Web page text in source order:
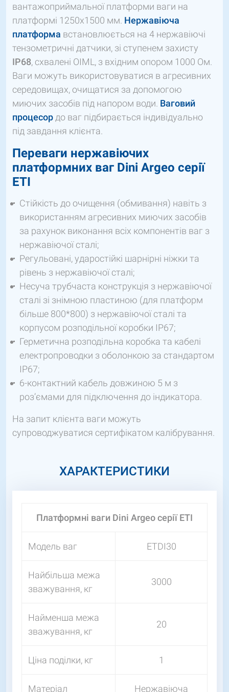
вантажоприймальної платформи ваги на
платформі 1250х1500 мм. Нержавіюча
платформа встановлюється на 4 нержавіючі
тензометричні датчики, зі ступенем захисту
IP68, схвалені OIML, з вхідним опором 1000 Ом.
Ваги можуть використовуватися в агресивних
середовищах, очищатися за допомогою
миючих засобів під напором води. Ваговий
процесордо ваг підбирається індивідуально
під завдання клієнта.
Переваги нержавіючих
платформних ваг Dini Argeo серії
ETI
Стійкість до очищення (обмивання) навіть з
використанням агресивних миючих засобів
за рахунок виконання всіх компонентів ваг з
нержавіючої сталі;
Регульовані, ударостійкі шарнірні ніжки та
рівень з нержавіючої сталі;
Несуча трубчаста конструкція з нержавіючої
сталі зі знімною пластиною (для платформ
більше 800*800) з нержавіючої сталі та
корпусом розподільної коробки IP67;
Герметична розподільна коробка та кабелі
електропроводки з оболонкою за стандартом
IP67;
6-контактний кабель довжиною 5 м з
роз’ємами для підключення до індикатора.
На запит клієнта ваги можуть
супроводжуватися сертифікатом калібрування.
ХАРАКТЕРИСТИКИ
Платформні ваги Dini Argeo серії ETI
Модель ваг ETDI30
Найбільша межа
зважування, кг
3000
Найменша межа
зважування, кг
20
Ціна поділки, кг 1
Матеріал
Нержавіюча